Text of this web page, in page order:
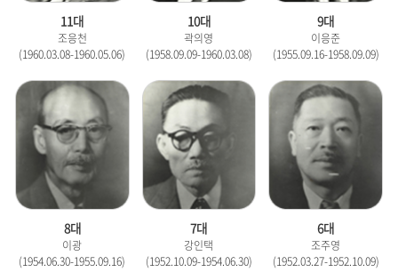
11대
조응천
(1960.03.08-1960.05.06)
10대
곽의영
(1958.09.09-1960.03.08)
9대
이응준
(1955.09.16-1958.09.09)
8대
이광
(1954.06.30-1955.09.16)
7대
강인택
(1952.10.09-1954.06.30)
6대
조주영
(1952.03.27-1952.10.09)